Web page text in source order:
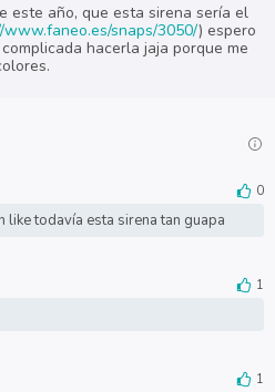
este año, que esta sirena sería el
snaps/3050/) espero
hacerla jaja porque me
0
like todavía esta sirena tan guapa
1
1